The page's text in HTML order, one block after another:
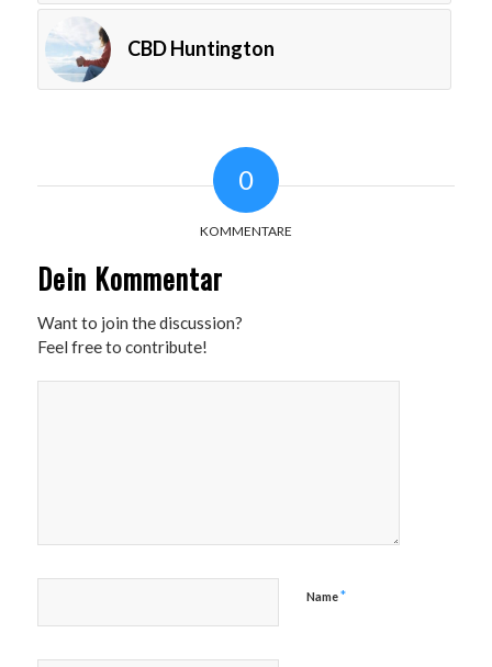
CBD Huntington
0
KOMMENTARE
Dein Kommentar
Want to join the discussion?
Feel free to contribute!
Name*